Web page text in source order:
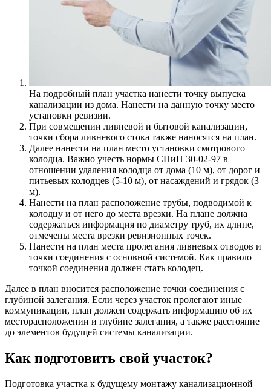
На подробный план участка нанести точку выпуска
канализации из дома. Нанести на данную точку место
установки ревизии.
При совмещении ливневой и бытовой канализации,
точки сбора ливневого стока также наносятся на план.
Далее нанести на план место установки смотрового
колодца. Важно учесть нормы СНиП 30-02-97 в
отношении удаления колодца от дома (10 м), от дорог и
питьевых колодцев (5-10 м), от насаждений и грядок (3
м).
Нанести на план расположение трубы, подводимой к
колодцу и от него до места врезки. На плане должна
содержаться информация по диаметру труб, их длине,
отмечены места врезки ревизионных точек.
Нанести на план места пролегания ливневых отводов и
точки соединения с основной системой. Как правило
точкой соединения должен стать колодец.
Далее в план вносится расположение точки соединения с
глубиной залегания. Если через участок пролегают иные
коммуникации, план должен содержать информацию об их
месторасположении и глубине залегания, а также расстояние
до элементов будущей системы канализации.
Как подготовить свой участок?
Подготовка участка к будущему монтажу канализационной